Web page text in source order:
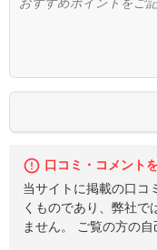
口コミ・コメント
当サイトに掲載の口コ
くものであり、弊社で
ません。 ご覧の方の